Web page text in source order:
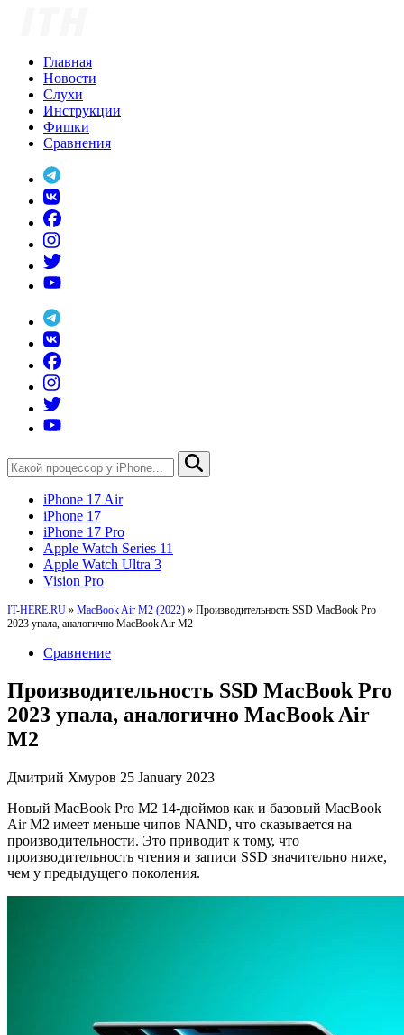
Главная
Новости
Слухи
Инструкции
Фишки
Сравнения
iPhone 17 Air
iPhone 17
iPhone 17 Pro
Apple Watch Series 11
Apple Watch Ultra 3
Vision Pro
IT-HERE.RU » MacBook Air M2 (2022) » Производительность SSD MacBook Pro
2023 упала, аналогично MacBook Air M2
Сравнение
Производительность SSD MacBook Pro
2023 упала, аналогично MacBook Air
M2
Дмитрий Хмуров 25 January 2023
Новый MacBook Pro M2 14-дюймов как и базовый MacBook
Air M2 имеет меньше чипов NAND, что сказывается на
производительности. Это приводит к тому, что
производительность чтения и записи SSD значительно ниже,
чем у предыдущего поколения.